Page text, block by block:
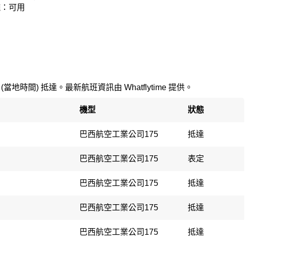
可用
地時間) 抵達。最新航班資訊由 Whatflytime 提供。
機型 狀態
巴西航空工業公司175 抵達
巴西航空工業公司175 表定
巴西航空工業公司175 抵達
巴西航空工業公司175 抵達
巴西航空工業公司175 抵達